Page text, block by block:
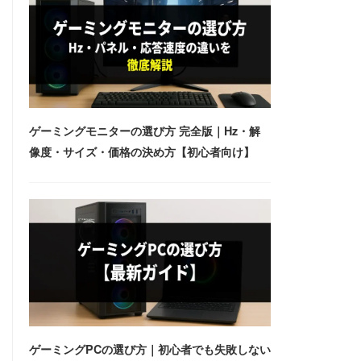
ゲーミングモニターの選び方 完全版｜Hz・解
像度・サイズ・価格の決め方【初心者向け】
ゲーミングPCの選び方｜初心者でも失敗しない